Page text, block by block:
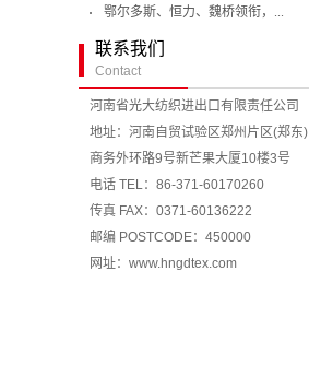
鄂尔多斯、恒力、魏桥领衔，...
联系我们
Contact
河南省光大纺织进出口有限责任公司
地址：河南自贸试验区郑州片区(郑东)
商务外环路9号新芒果大厦10楼3号
电话 TEL：86-371-60170260
传真 FAX：0371-60136222
邮编 POSTCODE：450000
网址：www.hngdtex.com